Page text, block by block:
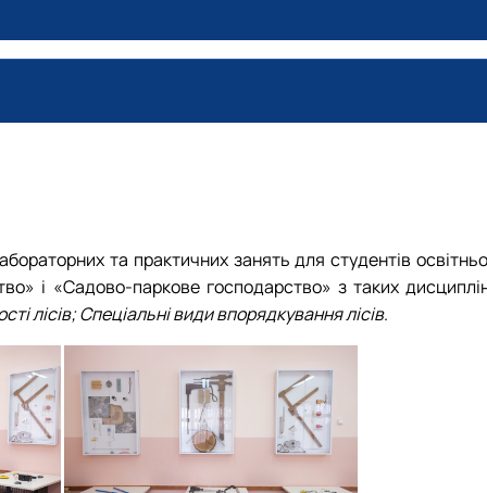
господарства
та практичних занять для студентів
і «Садово-паркове господарство» з таких
лісів;Спеціальні види впорядкування лісів.